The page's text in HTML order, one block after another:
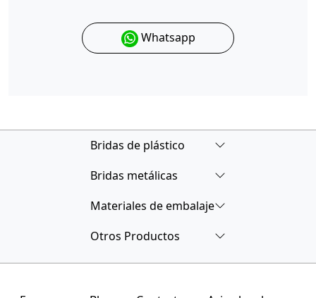
Whatsapp
Bridas de plástico
Bridas metálicas
Materiales de embalaje
Otros Productos